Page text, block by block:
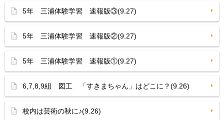
5年 三浦体験学習 速報版③(9.27)
5年 三浦体験学習 速報版②(9.27)
5年 三浦体験学習 速報版①(9.27)
6,7,8,9組 図工 「すきまちゃん」はどこに？(9.26)
校内は芸術の秋に♪(9.26)